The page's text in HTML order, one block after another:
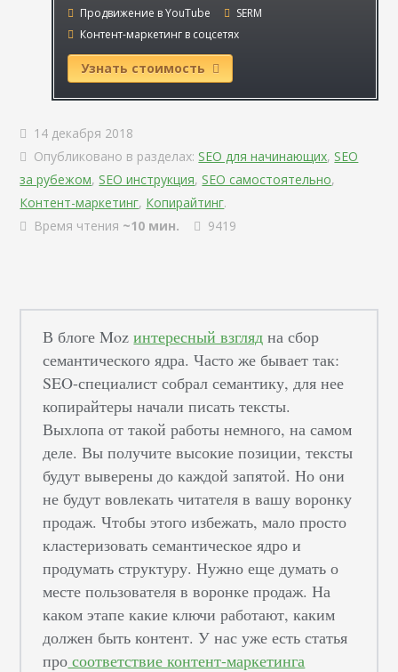
Продвижение в YouTube
SERM
Контент-маркетинг в соцсетях
Узнать стоимость
14 декабря 2018
Опубликовано в разделах: SEO для начинающих, SEO
за рубежом, SEO инструкция, SEO самостоятельно,
Контент-маркетинг, Копирайтинг.
Время чтения ~10 мин. 9419
В блоге Mozинтересный взгляд на сбор
семантического ядра. Часто же бывает так:
SEO-специалист собрал семантику, для нее
копирайтеры начали писать тексты.
Выхлопа от такой работы немного, на самом
деле. Вы получите высокие позиции, тексты
будут выверены до каждой запятой. Но они
не будут вовлекать читателя в вашу воронку
продаж. Чтобы этого избежать, мало просто
кластеризовать семантическое ядро и
продумать структуру. Нужно еще думать о
месте пользователя в воронке продаж. На
каком этапе какие ключи работают, каким
должен быть контент. У нас уже есть статья
про соответствие контент-маркетинга